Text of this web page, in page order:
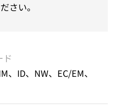
さい。
ド
、ID、NW、EC/EM、